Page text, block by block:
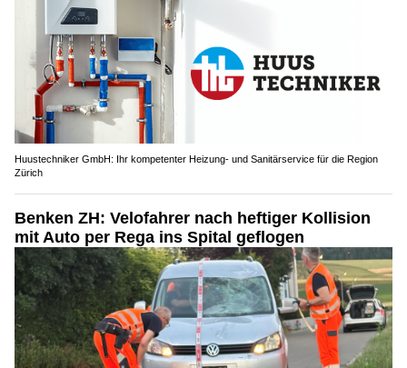
Huustechniker GmbH: Ihr kompetenter Heizung- und Sanitärservice für die Region
Zürich
Benken ZH: Velofahrer nach heftiger Kollision
mit Auto per Rega ins Spital geflogen